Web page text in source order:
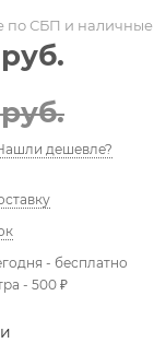
по СБП и наличные
руб.
дешевле?
- бесплатно
- 500 ₽